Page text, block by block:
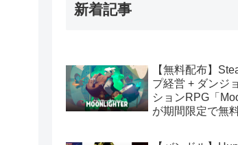
新着記事
【無料配布】
プ経営 + ダンジ
ションRPG「
が期間限定で無